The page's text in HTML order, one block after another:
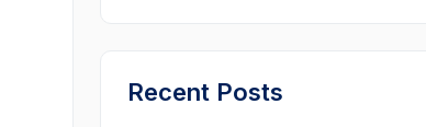
Recent Posts